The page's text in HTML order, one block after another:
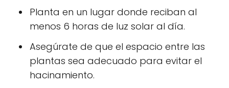
Planta en un lugar donde reciban al
menos 6 horas de luz solar al día.
Asegúrate de que el espacio entre las
plantas sea adecuado para evitar el
hacinamiento.